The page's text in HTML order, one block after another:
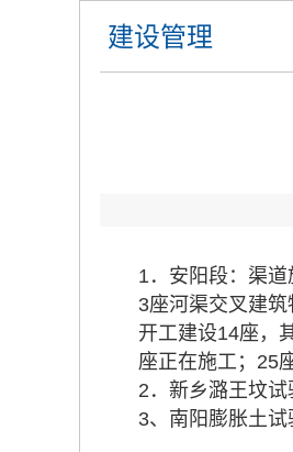
建设管理
1．安阳段：渠
3座河渠交叉建
开工建设14座，
座正在施工；25
2．新乡潞王坟
3、南阳膨胀土